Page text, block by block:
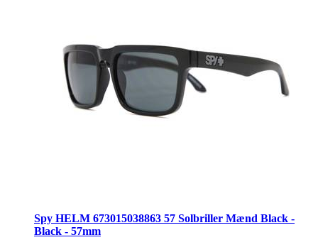
Spy HELM 673015038863 57 Solbriller Mænd Black -
Black - 57mm